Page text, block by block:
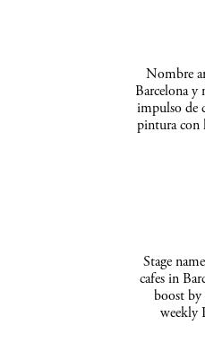
Nombre
Barcelona y
impulso de
pintura con
Stage
cafes in
boost by
weekly